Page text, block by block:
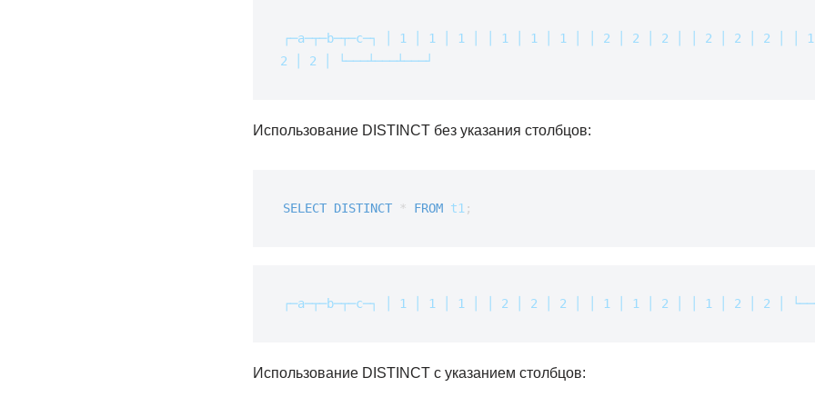
┌─a─┬─b─┬─c─┐ │ 1 │ 1 │ 1 │ │ 1 │ 1 │ 1 │ │ 2 │ 2 │ 2 │ │ 2 │ 2 │ 2 │ │
2 │ 2 │
└───┴───┴───┘
Использование DISTINCT без указания столбцов:
SELECT DISTINCT * FROM t1 ;
┌─a─┬─b─┬─c─┐ │ 1 │ 1 │ 1 │ │ 2 │ 2 │ 2 │ │ 1 │ 1 │ 2 │ │ 1 │ 2 │ 2 │
Использование DISTINCT с указанием столбцов: